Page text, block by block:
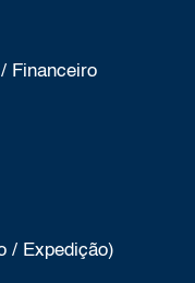
Financeiro
/ Expedição)